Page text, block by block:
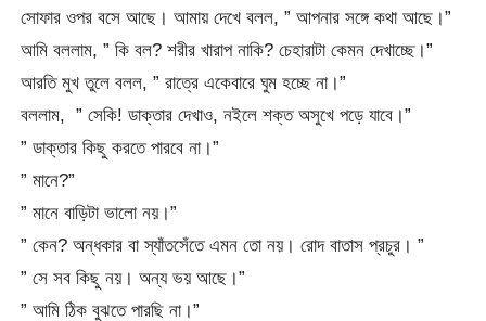
সোফার ওপর বসে আছে। আমায় দেখে বলল, ” আপনার সঙ্গে কথা আছে।”
আমি বললাম, ” কি বল? শরীর খারাপ নাকি? চেহারাটা কেমন দেখাচ্ছে।”
আরতি মুখ তুলে বলল, ” রাত্রে একেবারে ঘুম হচ্ছে না।”
বললাম, ” সেকি! ডাক্তার দেখাও, নইলে শক্ত অসুখে পড়ে যাবে।”
” ডাক্তার কিছু করতে পারবে না।”
” মানে?”
” মানে বাড়িটা ভালো নয়।”
” কেন? অন্ধকার বা স্যাঁতসেঁতে এমন তো নয়। রোদ বাতাস প্রচুর। ”
” সে সব কিছু নয়। অন্য ভয় আছে।”
” আমি ঠিক বুঝতে পারছি না।”